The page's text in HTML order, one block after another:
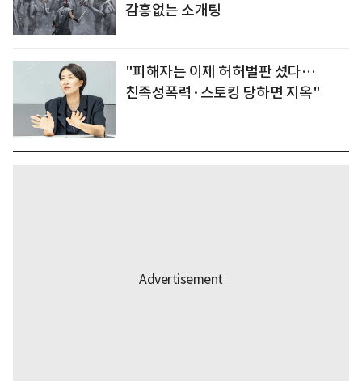
감흥없는 소개팅
"피해자는 이제 허허벌판 섰다…
친족성폭력·스토킹 당하면 지옥"